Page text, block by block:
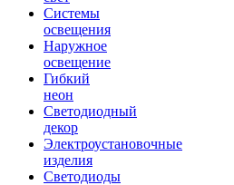
Системы
освещения
Наружное
освещение
Гибкий
неон
Светодиодный
декор
Электроустановочные
изделия
Светодиоды